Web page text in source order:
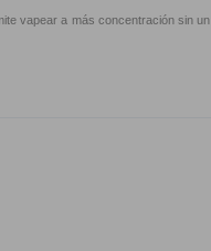
vapear a más concentración sin un